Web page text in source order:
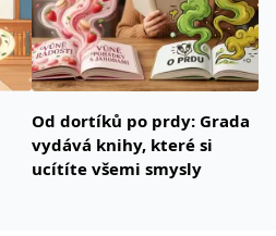
Od dortíků po prdy: Grada
vydává knihy, které si
ucítíte všemi smysly